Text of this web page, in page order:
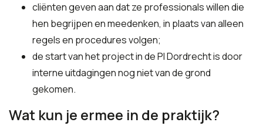
cliënten geven aan dat ze professionals willen die
hen begrijpen en meedenken, in plaats van alleen
regels en procedures volgen;
de start van het project in de PI Dordrecht is door
interne uitdagingen nog niet van de grond
gekomen.
Wat kun je ermee in de praktijk?